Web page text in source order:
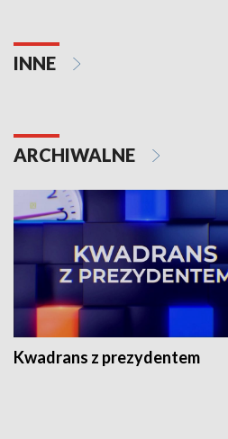
INNE
ARCHIWALNE
Kwadrans z prezydentem